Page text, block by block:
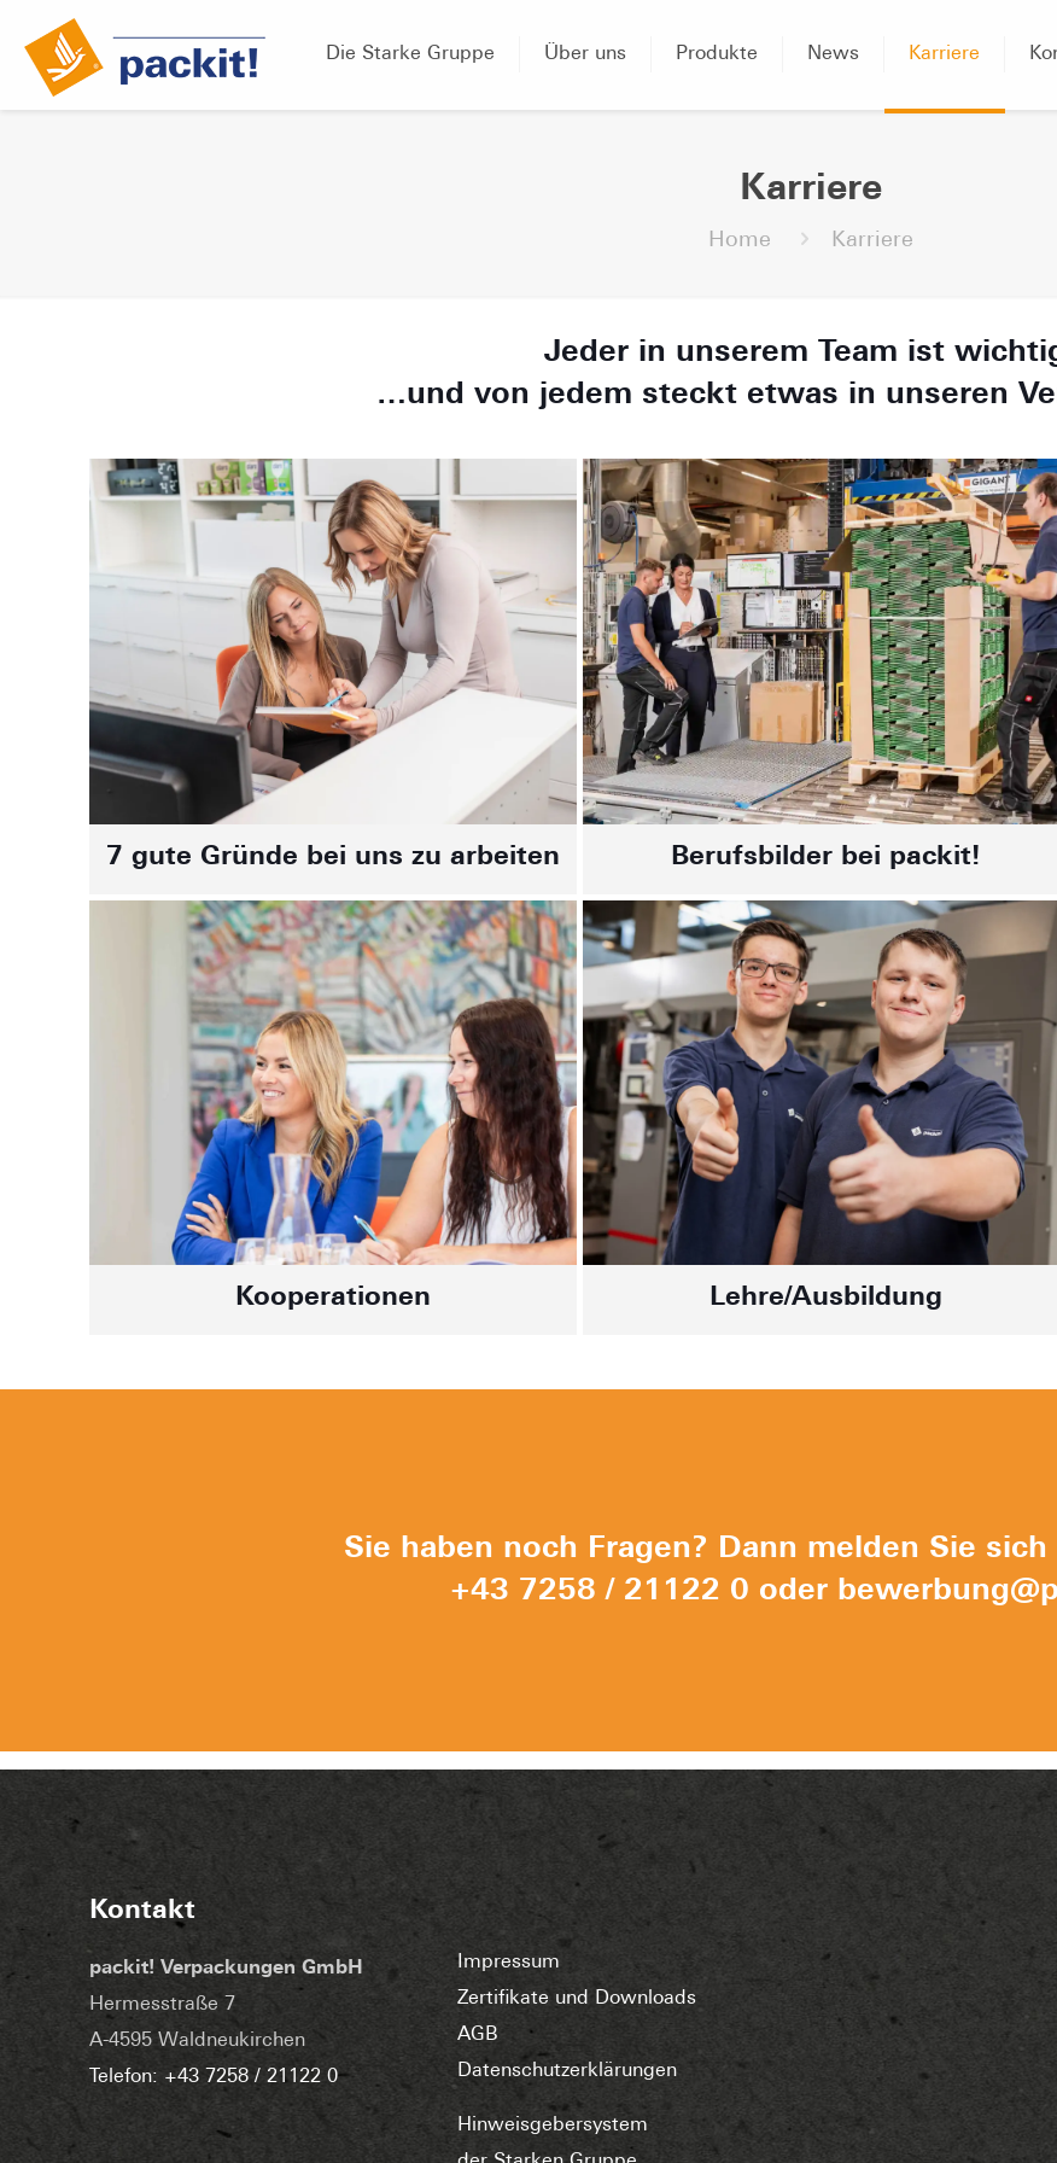
Die Starke Gruppe Über uns Produkte News Karriere
Karriere
Home Karriere
Jeder in unserem Team ist
…und von jedem steckt etwas in unseren
7 gute Gründe bei uns zu arbeiten Berufsbilder bei packit!
Kooperationen Lehre/Ausbildung
Sie haben noch Fragen? Dann melden Sie
+43 7258 / 21122 0 oder
Kontakt
packit! Verpackungen GmbH
Hermesstraße 7
A-4595 Waldneukirchen
Telefon: +43 7258 / 21122 0
Impressum
Zertifikate und Downloads
AGB
Datenschutzerklärungen
Hinweisgebersystem